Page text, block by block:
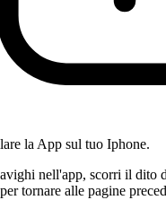
la App sul tuo Iphone.
nell'app, scorri il dito
tornare alle pagine